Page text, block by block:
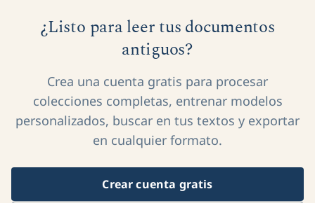
¿Listo para leer tus documentos
antiguos?
Crea una cuenta gratis para procesar
colecciones completas, entrenar modelos
personalizados, buscar en tus textos y exportar
en cualquier formato.
Crear cuenta gratis